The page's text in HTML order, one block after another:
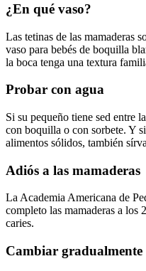
¿En qué vaso?
Las tetinas de las mamaderas
vaso para bebés de boquilla
la boca tenga una textura
Probar con agua
Si su pequeño tiene sed entre
con boquilla o con sorbete. Y
alimentos sólidos, también
Adiós a las mamaderas
La Academia Americana de
completo las mamaderas a los
caries.
Cambiar gradualmente